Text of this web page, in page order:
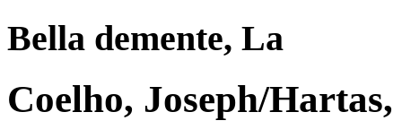
Bella demente, La
Coelho, Joseph/